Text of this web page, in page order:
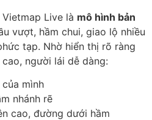
Live là mô hình bản
vượt, hầm chui, giao lộ nhiều
tạp. Nhờ hiển thị rõ ràng
người lái dễ dàng:
mình
nhánh rẽ
cao, đường dưới hầm